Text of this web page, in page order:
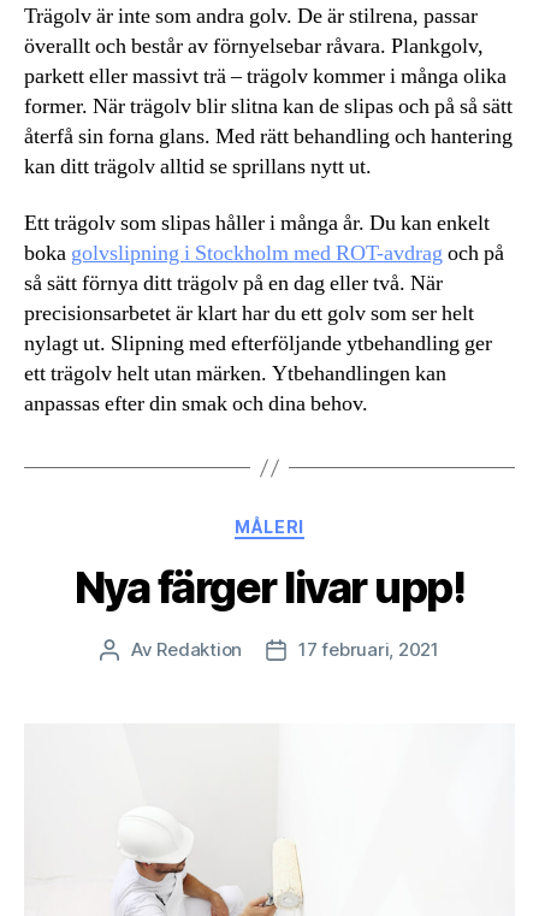
Trägolv är inte som andra golv. De är stilrena, passar
överallt och består av förnyelsebar råvara. Plankgolv,
parkett eller massivt trä – trägolv kommer i många olika
former. När trägolv blir slitna kan de slipas och på så sätt
återfå sin forna glans. Med rätt behandling och hantering
kan ditt trägolv alltid se sprillans nytt ut.
Ett trägolv som slipas håller i många år. Du kan enkelt
boka golvslipning i Stockholm med ROT-avdragoch på
så sätt förnya ditt trägolv på en dag eller två. När
precisionsarbetet är klart har du ett golv som ser helt
nylagt ut. Slipning med efterföljande ytbehandling ger
ett trägolv helt utan märken. Ytbehandlingen kan
anpassas efter din smak och dina behov.
Kategorier
MÅLERI
Nya färger livar upp!
Inläggsförfattare
Av Redaktion Inläggsdatum
17 februari, 2021